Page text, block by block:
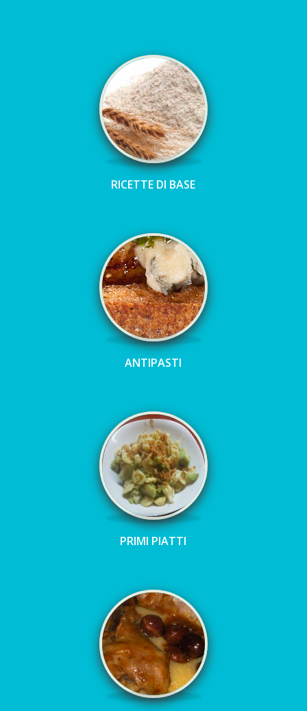
RICETTE DI BASE
ANTIPASTI
PRIMI PIATTI